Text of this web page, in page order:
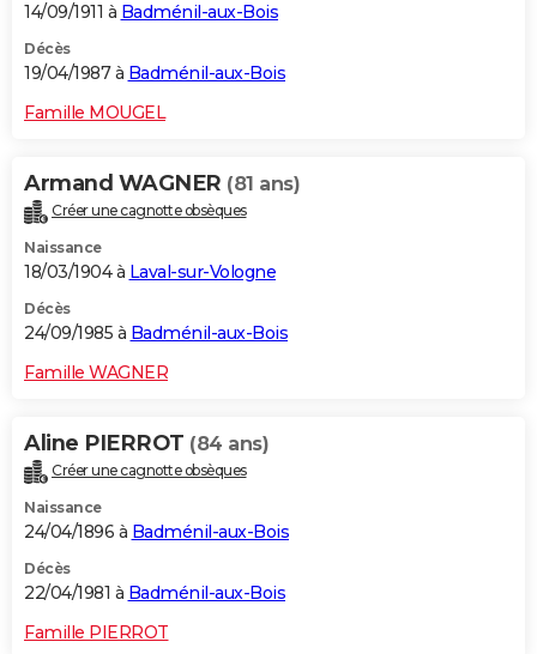
14/09/1911 à Badménil-aux-Bois
Décès
19/04/1987 à Badménil-aux-Bois
Famille MOUGEL
Armand WAGNER (81 ans)
Créer une cagnotte obsèques
Naissance
18/03/1904 à Laval-sur-Vologne
Décès
24/09/1985 à Badménil-aux-Bois
Famille WAGNER
Aline PIERROT (84 ans)
Créer une cagnotte obsèques
Naissance
24/04/1896 à Badménil-aux-Bois
Décès
22/04/1981 à Badménil-aux-Bois
Famille PIERROT